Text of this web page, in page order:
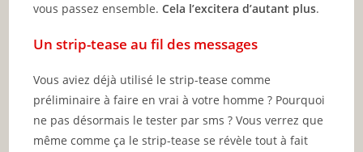
vous passez ensemble.Cela l’excitera d’autant plus.
Un strip-tease au fil des messages
Vous aviez déjà utilisé le strip-tease comme
préliminaire à faire en vrai à votre homme ? Pourquoi
ne pas désormais le tester par sms ? Vous verrez que
même comme ça le strip-tease se révèle tout à fait